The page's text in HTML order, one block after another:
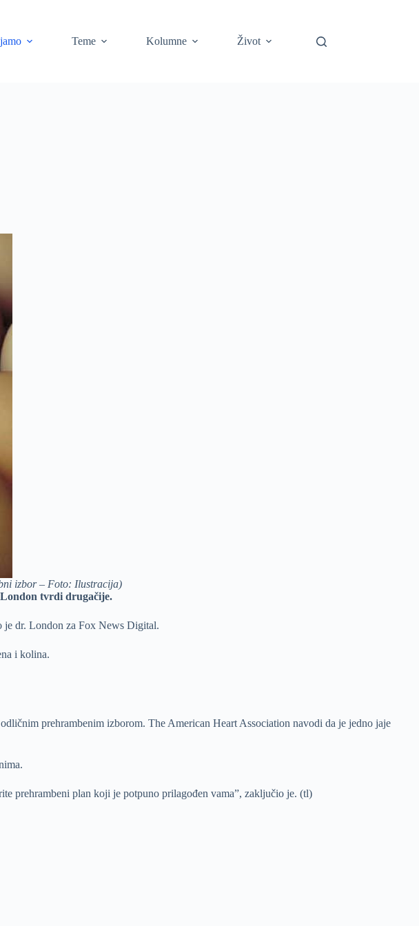
Teme Kolumne Život
izbor – Foto: Ilustracija)
tvrdi drugačije.
je dr. London za Fox News Digital.
i kolina.
prehrambenim izborom. The American Heart Association navodi da je jedno jaje
prehrambeni plan koji je potpuno prilagođen vama”, zaključio je. (tl)